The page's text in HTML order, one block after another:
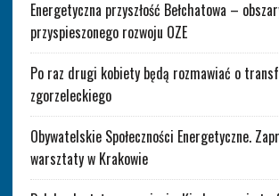
Energetyczna przyszłość Bełchatowa –
przyspieszonego rozwoju OZE
Po raz drugi kobiety będą rozmawiać o
zgorzeleckiego
Obywatelskie Społeczności Energetyczne.
warsztaty w Krakowie